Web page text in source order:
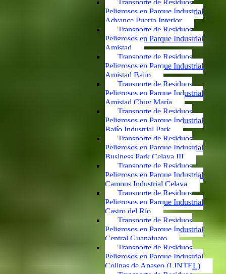
Transporte de Residuos
Peligrosos en Parque Industrial
Advance Puerto Interior
Transporte de Residuos
Peligrosos en Parque Industrial
Amistad
Transporte de Residuos
Peligrosos en Parque Industrial
Amistad Bajío
Transporte de Residuos
Peligrosos en Parque Industrial
Amistad Chuy María
Transporte de Residuos
Peligrosos en Parque Industrial
Bajío Industrial Park
Transporte de Residuos
Peligrosos en Parque Industrial
Business Park Celaya III
Transporte de Residuos
Peligrosos en Parque Industrial
Campus Industrial Celaya
Transporte de Residuos
Peligrosos en Parque Industrial
Castro del Río
Transporte de Residuos
Peligrosos en Parque Industrial
Central Guanajuato
Transporte de Residuos
Peligrosos en Parque Industrial
Colinas de Apaseo (LINTEL)